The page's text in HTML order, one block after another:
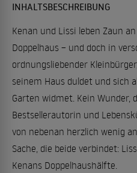
INHALTSBESCHREIBUNG
Kenan und Lissi leben Zaun
Doppelhaus – und doch in
ordnungsliebender
seinem Haus duldet und sich
Garten widmet. Kein Wunder,
Bestsellerautorin und
von nebenan herzlich wenig
Sache, die beide verbindet:
Kenans Doppelhaushälfte.